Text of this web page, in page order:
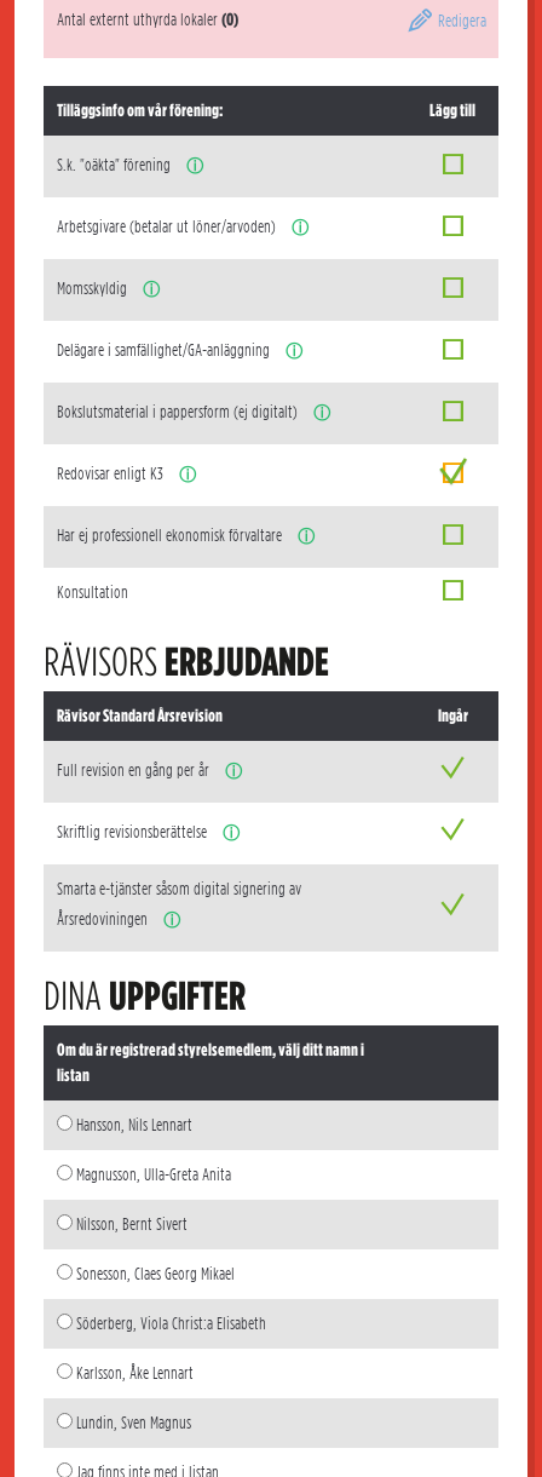
Antal externt uthyrda lokaler(0) Redigera
Tilläggsinfo om vår förening: Lägg till
S.k. "oäkta" förening ⓘ
Arbetsgivare (betalar ut löner/arvoden) ⓘ
Momsskyldig ⓘ
Delägare i samfällighet/GA-anläggning ⓘ
Bokslutsmaterial i pappersform (ej digitalt) ⓘ
Redovisar enligt K3 ⓘ
Har ej professionell ekonomisk förvaltare ⓘ
Konsultation
RÄVISORSERBJUDANDE
Rävisor Standard Årsrevision Ingår
Full revision en gång per år ⓘ
Skriftlig revisionsberättelse ⓘ
Smarta e-tjänster såsom digital signering av
Årsredoviningen
ⓘ
DINA UPPGIFTER
Om du är registrerad styrelsemedlem, välj ditt namn i
listan
Hansson, Nils Lennart
Magnusson, Ulla-Greta Anita
Nilsson, Bernt Sivert
Sonesson, Claes Georg Mikael
Söderberg, Viola Christ:a Elisabeth
Karlsson, Åke Lennart
Lundin, Sven Magnus
Jag finns inte med i listan